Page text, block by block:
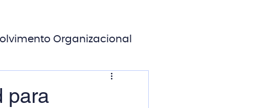
Organizacional
para